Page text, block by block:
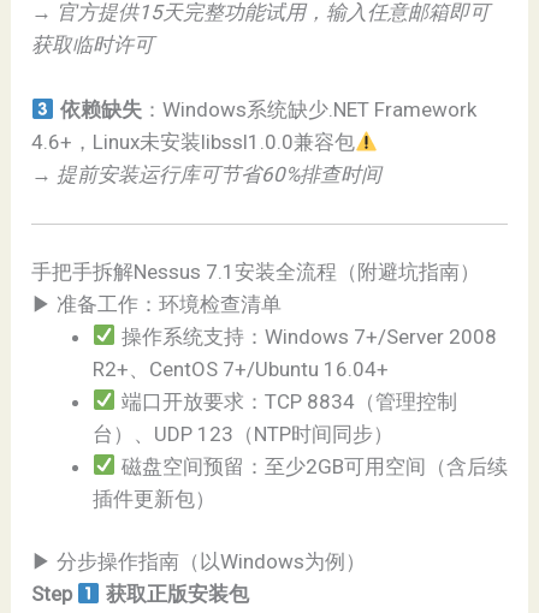
→ 官方提供15天完整功能试用，输入任意邮箱即可
获取临时许可
依赖缺失：Windows系统缺少.NET Framework
4.6+，Linux未安装libssl1.0.0兼容包
→ 提前安装运行库可节省60%排查时间
手把手拆解Nessus 7.1安装全流程（附避坑指南）
▶ 准备工作：环境检查清单
操作系统支持：Windows 7+/Server 2008
R2+、CentOS 7+/Ubuntu 16.04+
端口开放要求：TCP 8834（管理控制
台）、UDP 123（NTP时间同步）
磁盘空间预留：至少2GB可用空间（含后续
插件更新包）
▶ 分步操作指南（以Windows为例）
Step
获取正版安装包